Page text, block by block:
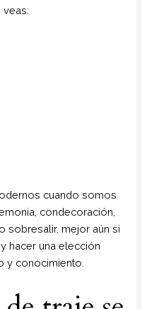
veas:
cuando somos
condecoración,
sobresalir, mejor aún si
hacer una elección
y conocimiento.